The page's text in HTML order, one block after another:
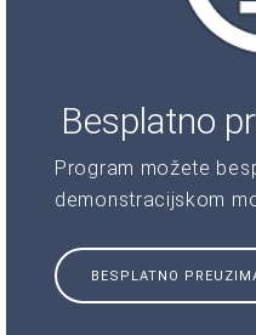
Besplatno
Program možete
demonstracijskom
BESPLATNO